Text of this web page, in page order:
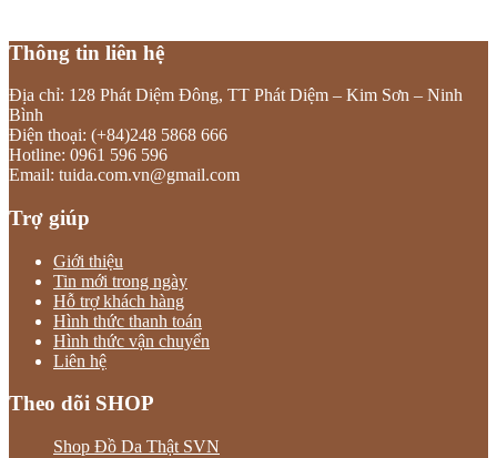
Thông tin liên hệ
Địa chỉ: 128 Phát Diệm Đông, TT Phát Diệm – Kim Sơn – Ninh
Bình
Điện thoại: (+84)248 5868 666
Hotline: 0961 596 596
Email: tuida.com.vn@gmail.com
Trợ giúp
Giới thiệu
Tin mới trong ngày
Hỗ trợ khách hàng
Hình thức thanh toán
Hình thức vận chuyển
Liên hệ
Theo dõi SHOP
Shop Đồ Da Thật SVN